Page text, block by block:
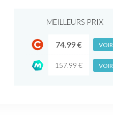
MEILLEURS PRIX
74.99 € VOIR
157.99 € VOIR